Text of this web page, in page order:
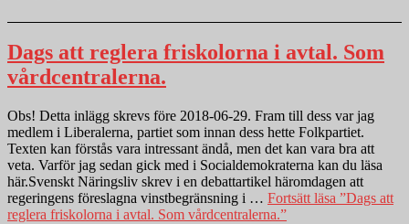
Dags att reglera friskolorna i avtal. Som
vårdcentralerna.
Obs! Detta inlägg skrevs före 2018-06-29. Fram till dess var jag
medlem i Liberalerna, partiet som innan dess hette Folkpartiet.
Texten kan förstås vara intressant ändå, men det kan vara bra att
veta. Varför jag sedan gick med i Socialdemokraterna kan du läsa
här.Svenskt Näringsliv skrev i en debattartikel häromdagen att
regeringens föreslagna vinstbegränsning i … Fortsätt läsa ”Dags att
reglera friskolorna i avtal. Som vårdcentralerna.”